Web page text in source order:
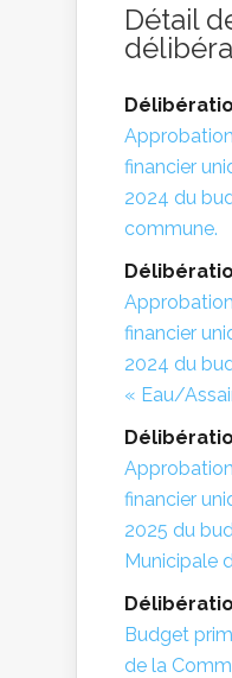
Détail
financier
2024 du
commune.
financier
2024 du
« Eau/
financier
2025 du
Municipale
Budget
de la